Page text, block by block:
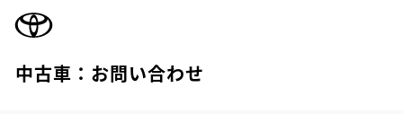
中古車：お問い合わせ